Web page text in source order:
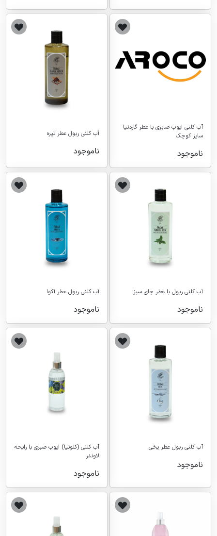
آب کلنی ایوب صابری با عطر گاردنیا
سایز کوچک
ناموجود
آب کلنی ربول عطر تیره
ناموجود
آب کلنی ربول با عطر چای سبز
ناموجود
آب کلنی ربول عطر آکوا
ناموجود
آب کلنی ربول عطر یخی
ناموجود
آب کلنی (کلونیا) ایوب صبری با رایحه
لاوندر
ناموجود